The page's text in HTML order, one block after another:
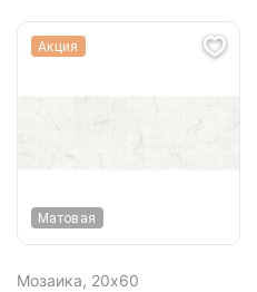
Акция
Матовая
Мозаика, 20х60